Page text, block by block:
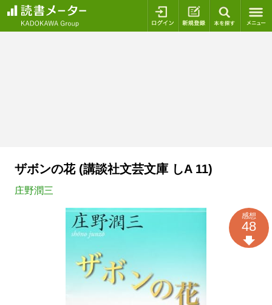
ログイン 新規登録
ザボンの花 (講談社文芸文庫 しA 11)
庄野潤三
感想
48